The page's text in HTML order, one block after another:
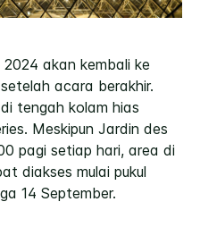
2024 akan kembali ke
acara berakhir.
tengah kolam hias
Meskipun Jardin des
pagi setiap hari, area di
diakses mulai pukul
14 September.